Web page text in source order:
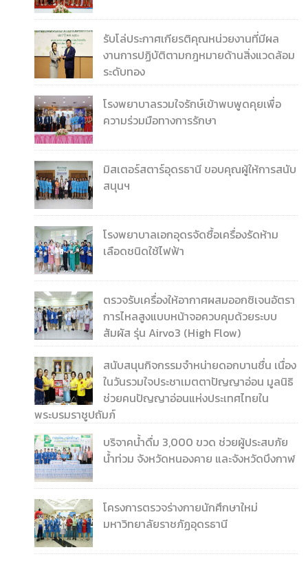
รับโล่ประกาศเกียรติคุณหน่วยงานที่มีผล
งานการปฏิบัติตามกฎหมายด้านสิ่งแวดล้อม
ระดับทอง
โรงพยาบาลรวมใจรักษ์เข้าพบพูดคุยเพื่อ
ความร่วมมือทางการรักษา
มิสเตอร์สตาร์อุดรธานี ขอบคุณผู้ให้การสนับ
สนุนฯ
โรงพยาบาลเอกอุดรจัดซื้อเครื่องรัดห้าม
เลือดชนิดใช้ไฟฟ้า
ตรวจรับเครื่องให้อากาศผสมออกซิเจนอัตรา
การไหลสูงแบบหน้าจอควบคุมด้วยระบบ
สัมผัส รุ่น Airvo3 (High Flow)
สนับสนุนกิจกรรมจำหน่ายดอกบานชื่น เนื่อง
ในวันรวมใจประชาเมตตาปัญญาอ่อน มูลนิธิ
ช่วยคนปัญญาอ่อนแห่งประเทศไทยใน
พระบรมราชูปถัมภ์
บริจาคน้ำดื่ม 3,000 ขวด ช่วยผู้ประสบภัย
น้ำท่วม จังหวัดหนองคาย และจังหวัดบึงกาฬ
โครงการตรวจร่างกายนักศึกษาใหม่
มหาวิทยาลัยราชภัฏอุดรธานี